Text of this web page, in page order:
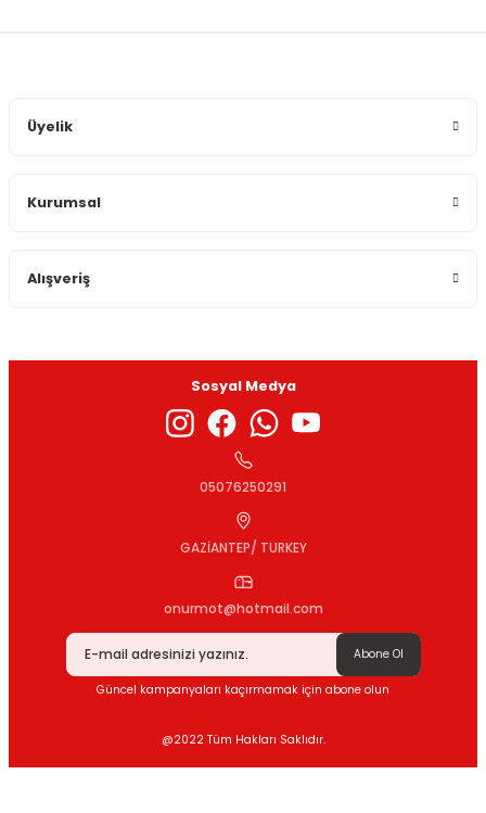
Ürün bilgilerinde hatalar bulunuyor.
Gönder
Üyelik
Kurumsal
Alışveriş
Sosyal Medya
05076250291
GAZİANTEP/ TURKEY
onurmot@hotmail.com
Abone Ol
Güncel kampanyaları kaçırmamak için abone olun
@2022 Tüm Hakları Saklıdır.